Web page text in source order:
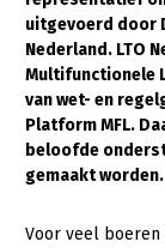
Gezonde
Gezonde
Natuur,
Bodem en
Mens,
uitgevoerd door
Nederland. LTO
Multifunctionele
van wet- en
Platform MFL.
beloofde
gemaakt worden.
Voor veel boeren